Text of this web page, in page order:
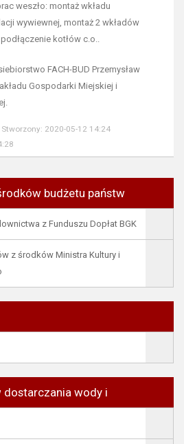
weszło: montaż wkładu
wywiewnej, montaż 2 wkładów
kotłów c.o..
FACH-BUD Przemysław
Gospodarki Miejskiej i
Stworzony: 2020-05-12 14:24
budżetu państw
z Funduszu Dopłat BGK
z środków Ministra Kultury i
dostarczania wody i